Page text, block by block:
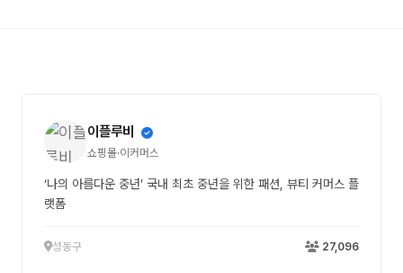
이플루비
쇼핑몰·이커머스
‘나의 아름다운 중년’ 국내 최초 중년을 위한 패션, 뷰티 커머스 플
랫폼
성동구 27,096